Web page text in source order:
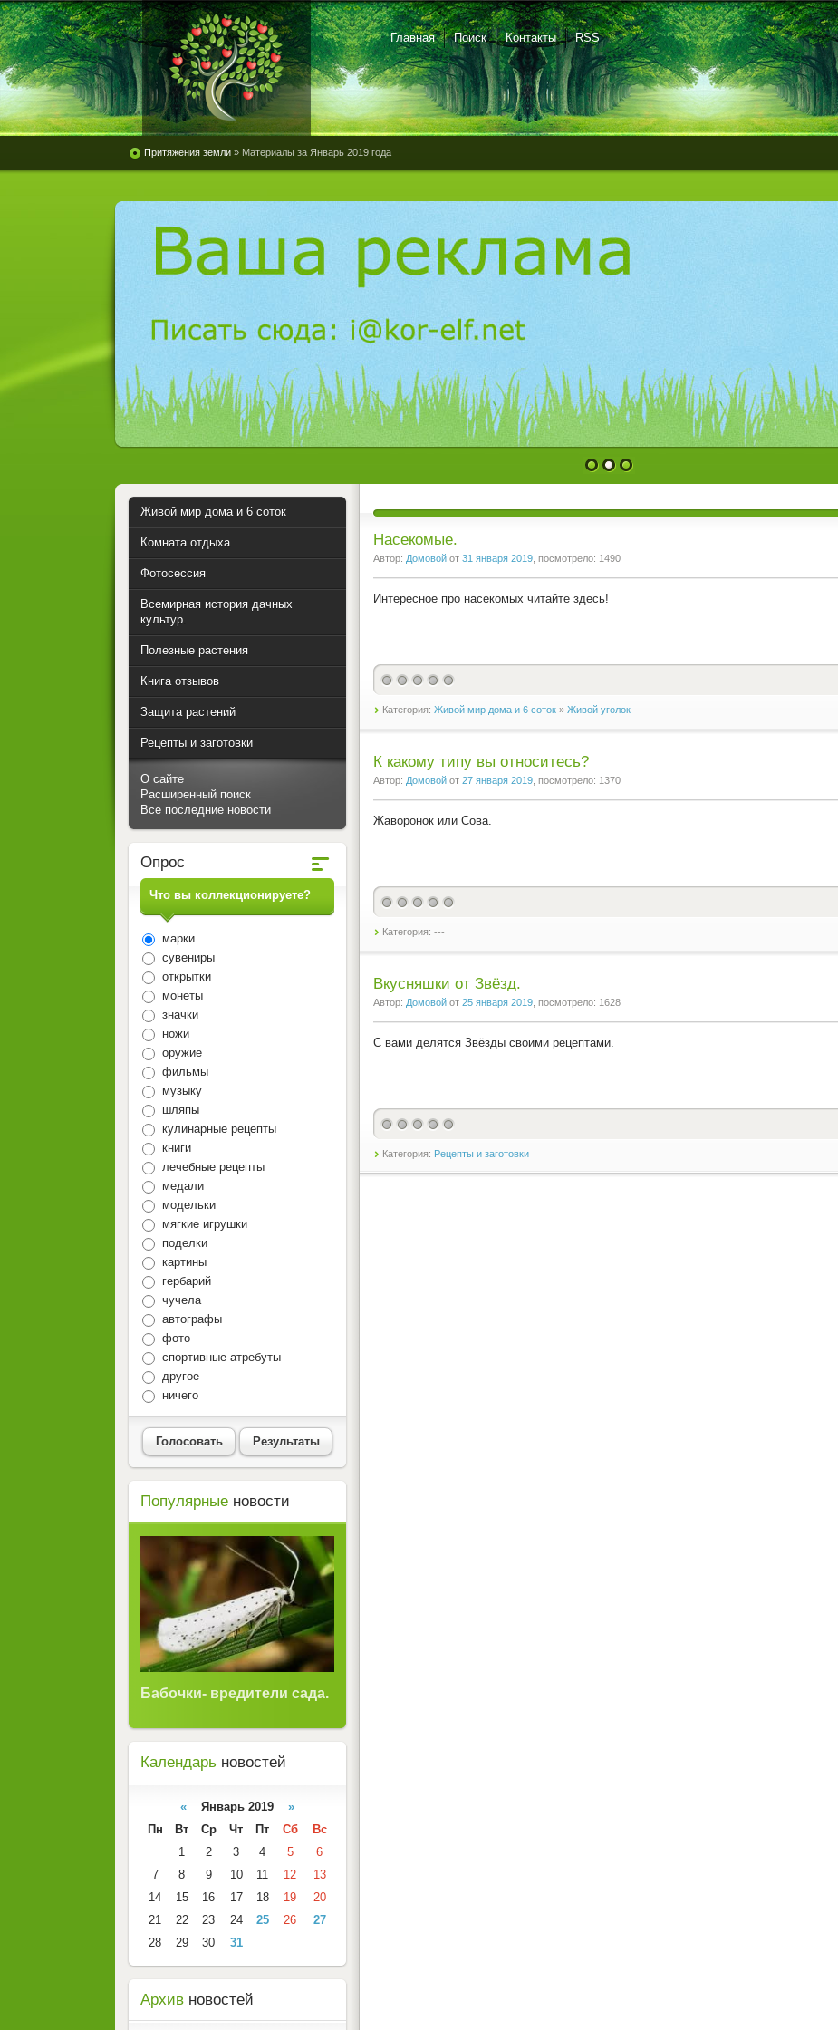
Главная Поиск Контакты RSS
Притяжения земли » Материалы за Январь 2019 года
1 2 3
Насекомые.
Автор: Домовой от 31 января 2019 , посмотрело: 1490
Интересное про насекомых читайте здесь!
Категория: Живой мир дома и 6 соток » Живой уголок
К какому типу вы относитесь?
Автор: Домовой от 27 января 2019 , посмотрело: 1370
Жаворонок или Сова.
Категория: ---
Вкусняшки от Звёзд.
Автор: Домовой от 25 января 2019 , посмотрело: 1628
С вами делятся Звёзды своими рецептами.
Категория: Рецепты и заготовки
Живой мир дома и 6 соток
Комната отдыха
Фотосессия
Всемирная история дачных
культур.
Полезные растения
Книга отзывов
Защита растений
Рецепты и заготовки
О сайте
Расширенный поиск
Все последние новости
Опрос
Что вы коллекционируете?
марки
сувениры
открытки
монеты
значки
ножи
оружие
фильмы
музыку
шляпы
кулинарные рецепты
книги
лечебные рецепты
медали
модельки
мягкие игрушки
поделки
картины
гербарий
чучела
автографы
фото
спортивные атребуты
другое
ничего
Голосовать Результаты
Популярные новости
Бабочки- вредители сада.
Календарь новостей
« Январь 2019 »
Пн
Вт Ср Чт Пт Сб
Вс
1
2 3 4 5
6
7
8 9 10 11 12
13
14
15 16 17 18 19
20
21
22 23 24 25 26
27
28
29 30 31
Архив новостей